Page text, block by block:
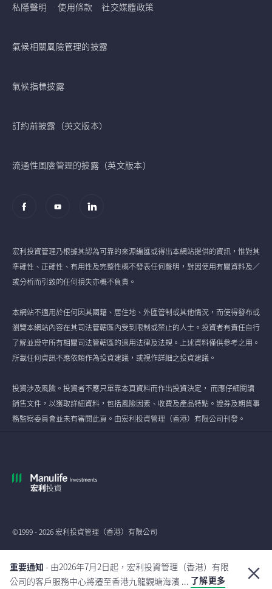
私隱聲明 使用條款 社交媒體政策
氣候相關風險管理的披露
氣候指標披露
訂約前披露（英文版本）
流通性風險管理的披露（英文版本）
宏利投資管理乃根據其認為可靠的來源編匯或得出本網站提供的資訊，惟對其
準確性、正確性、有用性及完整性概不發表任何聲明，對因使用有關資料及／
或分析而引致的任何損失亦概不負責。
本網站不適用於任何因其國籍、居住地、外匯管制或其他情況，而使得發布或
瀏覽本網站內容在其司法管轄區內受到限制或禁止的人士。投資者有責任自行
了解並遵守所有相關司法管轄區的適用法律及法規。上述資料僅供參考之用。
所載任何資訊不應依賴作為投資建議，或視作詳細之投資建議。
投資涉及風險。投資者不應只單靠本頁資料而作出投資決定， 而應仔細閱讀
銷售文件，以獲取詳細資料，包括風險因素、收費及產品特點。證券及期貨事
務監察委員會並未有審閱此頁。由宏利投資管理（香港）有限公司刊發。
©1999 - 2026 宏利投資管理（香港）有限公司
重要通知 - 由2026年7月2日起，宏利投資管理（香港）有限
公司的客戶服務中心將遷至香港九龍觀塘海濱 ... 了解更多